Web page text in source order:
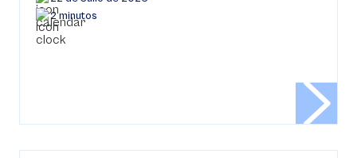
2 minutos